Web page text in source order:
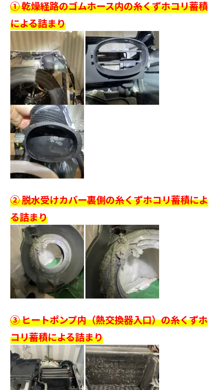
① 乾燥経路のゴムホース内の糸くずホコリ蓄積
による詰まり
② 脱水受けカバー裏側の糸くずホコリ蓄積によ
る詰まり
③ ヒートポンプ内（熱交換器入口）の糸くずホ
コリ蓄積による詰まり